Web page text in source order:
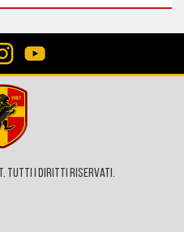
Tutti i diritti riservati.